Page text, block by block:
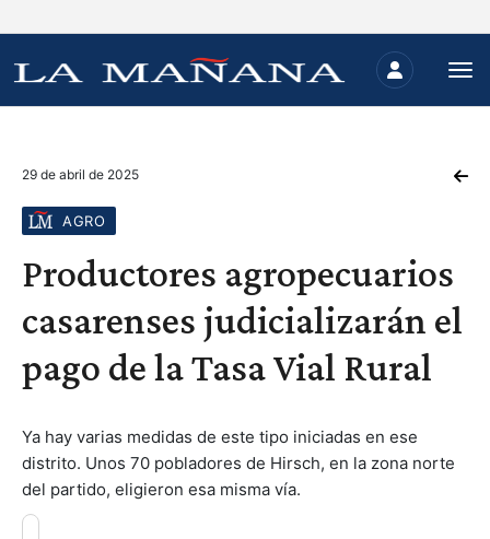
29 de abril de 2025
AGRO
Productores agropecuarios
casarenses judicializarán el
pago de la Tasa Vial Rural
Ya hay varias medidas de este tipo iniciadas en ese
distrito. Unos 70 pobladores de Hirsch, en la zona norte
del partido, eligieron esa misma vía.